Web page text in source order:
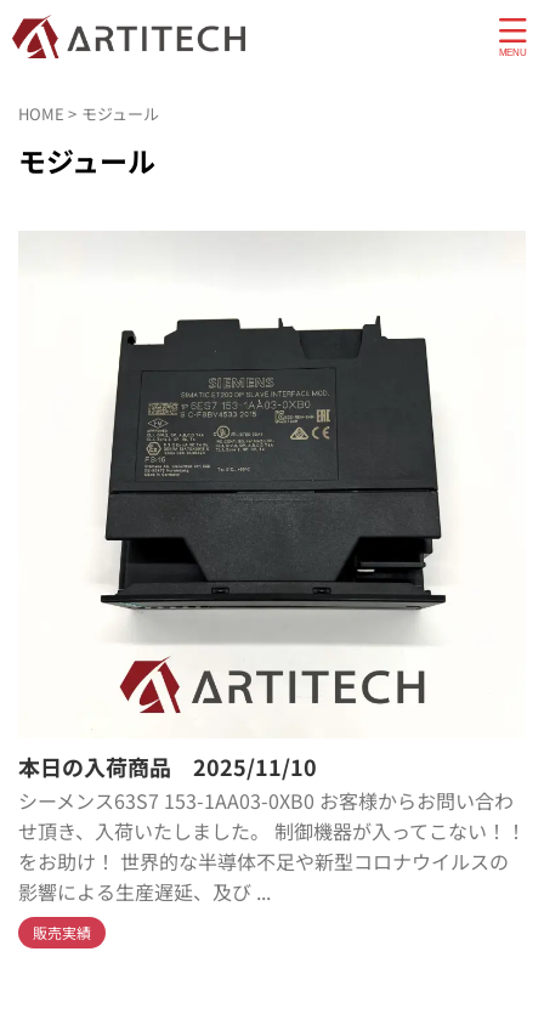
HOME > モジュール
モジュール
本日の入荷商品 2025/11/10
シーメンス63S7 153-1AA03-0XB0 お客様からお問い合わ
せ頂き、入荷いたしました。 制御機器が入ってこない！！
をお助け！ 世界的な半導体不足や新型コロナウイルスの
影響による生産遅延、及び ...
販売実績